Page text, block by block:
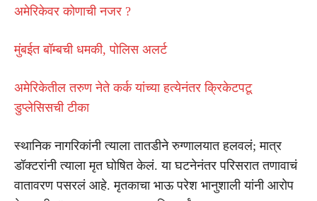
अमेरिकेवर कोणाची नजर ?
मुंबईत बॉम्बची धमकी, पोलिस अलर्ट
अमेरिकेतील तरुण नेते कर्क यांच्या हत्येनंतर क्रिकेटपटू
डुप्लेसिसची टीका
स्थानिक नागरिकांनी त्याला तातडीने रुग्णालयात हलवलं; मात्र
डॉक्टरांनी त्याला मृत घोषित केलं. या घटनेनंतर परिसरात तणावाचं
वातावरण पसरलं आहे. मृतकाचा भाऊ परेश भानुशाली यांनी आरोप